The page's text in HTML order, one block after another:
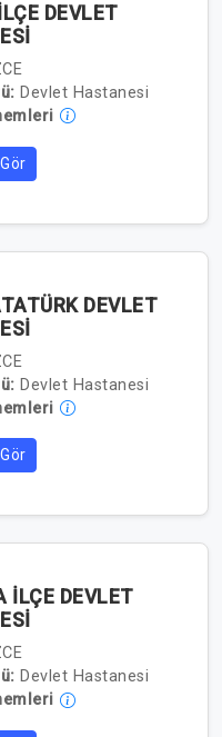
DEVLET
Devlet Hastanesi
DEVLET
Devlet Hastanesi
İLÇE DEVLET
Devlet Hastanesi